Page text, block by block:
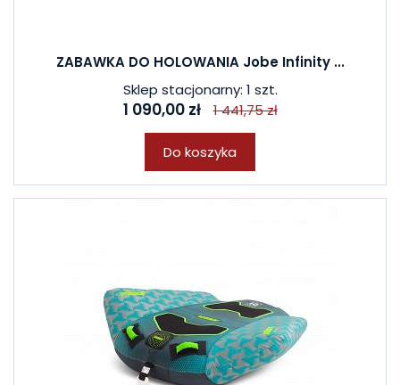
ZABAWKA DO HOLOWANIA Jobe Infinity ...
Sklep stacjonarny: 1 szt.
1 090,00 zł 1 441,75 zł
Do koszyka